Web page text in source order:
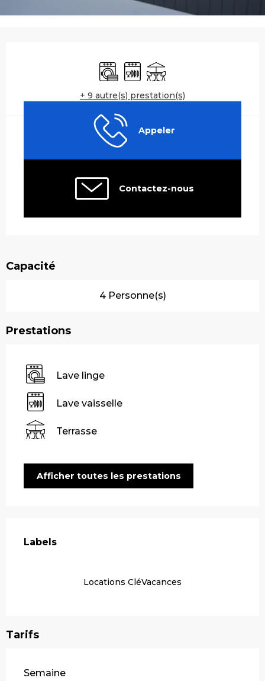
Lave lingeLave vaisselle
Terrasse
+ 9 autre(s) prestation(s)
Appeler
Contactez-nous
Capacité
4 Personne(s)
Prestations
Lave linge
Lave vaisselle
Terrasse
Afficher toutes les prestations
Labels
Labels
Locations CléVacances
Tarifs
Tarifs 2026
Semaine